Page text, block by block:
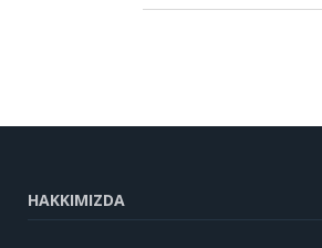
HAKKIMIZDA